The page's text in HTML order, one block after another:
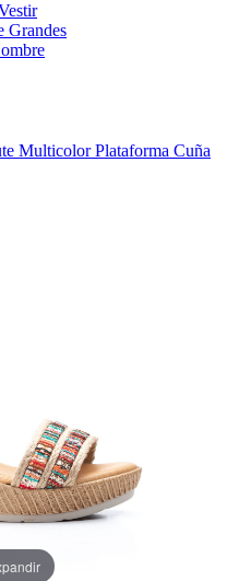
Grandes
Multicolor Plataforma Cuña